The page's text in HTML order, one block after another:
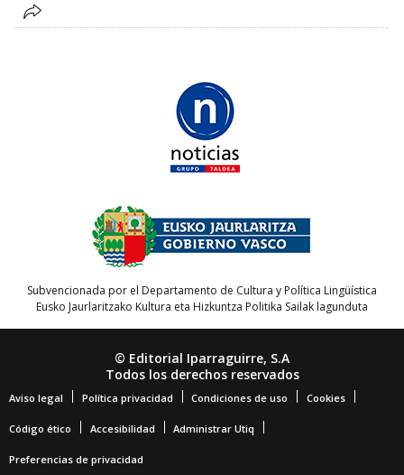
Subvencionada por el Departamento de Cultura y Política Lingüística
Eusko Jaurlaritzako Kultura eta Hizkuntza Politika Sailak lagunduta
© Editorial Iparraguirre, S.A
Todos los derechos reservados
Aviso legal Política privacidad Condiciones de uso Cookies
Código ético Accesibilidad Administrar Utiq
Preferencias de privacidad